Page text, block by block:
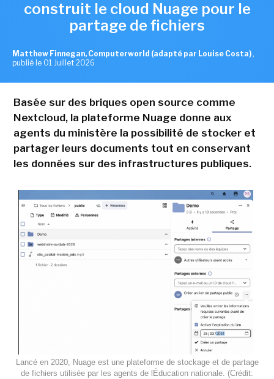
construit le cloud Nuage pour le
partage de fichiers
Matthew Finnegan, Computerworld (adapté par Louise Costa) ,
publié le 01 Juillet 2026
Basée sur des briques open source comme
Nextcloud, la plateforme Nuage donne aux
agents du ministère la possibilité de stocker et
partager leurs documents tout en conservant
les données sur des infrastructures publiques.
Lancé en 2020, Nuage est une plateforme de stockage et de partage
de fichiers utilisée par les agents de lÉducation nationale. (Crédit: